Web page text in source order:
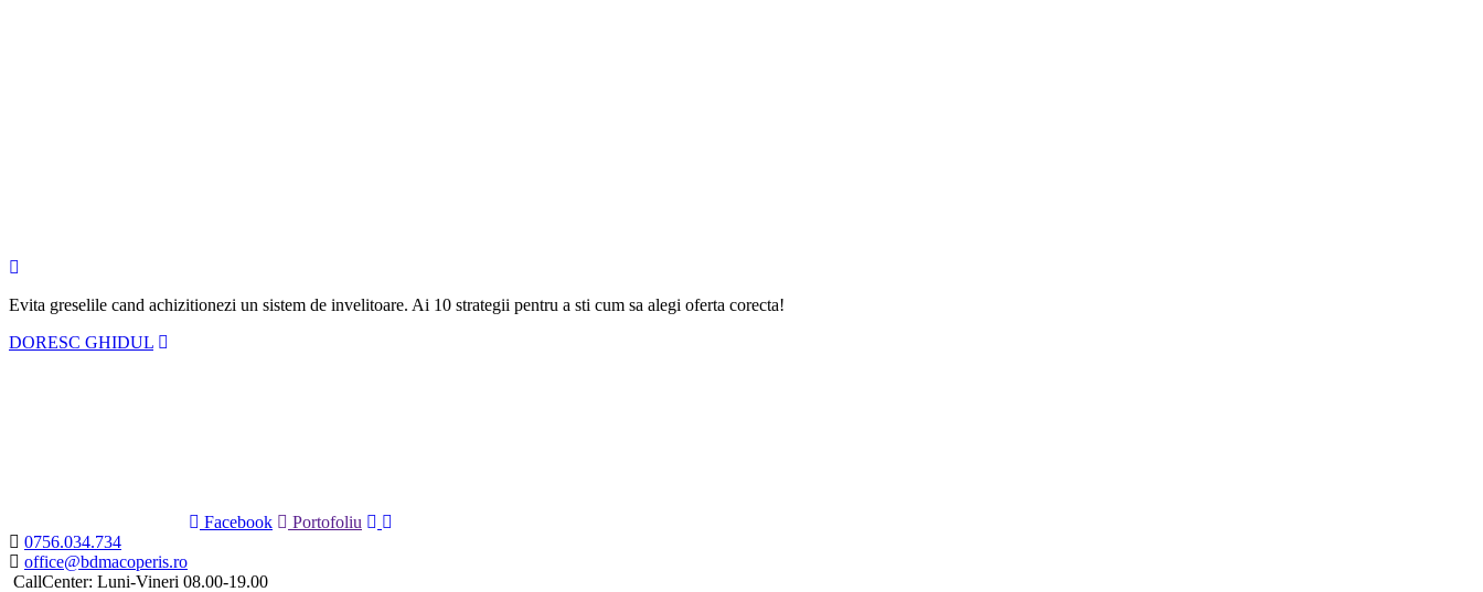
Evita greselile cand achizitionezi un sistem de invelitoare. Ai 10 strategii pentru a sti cum sa alegi oferta corecta!
DORESC GHIDUL
Facebook
Portofoliu
0756.034.734
office@bdmacoperis.ro
CallCenter: Luni-Vineri 08.00-19.00